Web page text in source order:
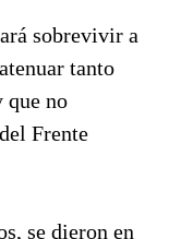
sobrevivir a
tanto
que no
Frente
se dieron en